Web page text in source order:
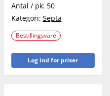
Antal / pk: 50
Kategori: Septa
Bestillingsvare
Log ind for priser